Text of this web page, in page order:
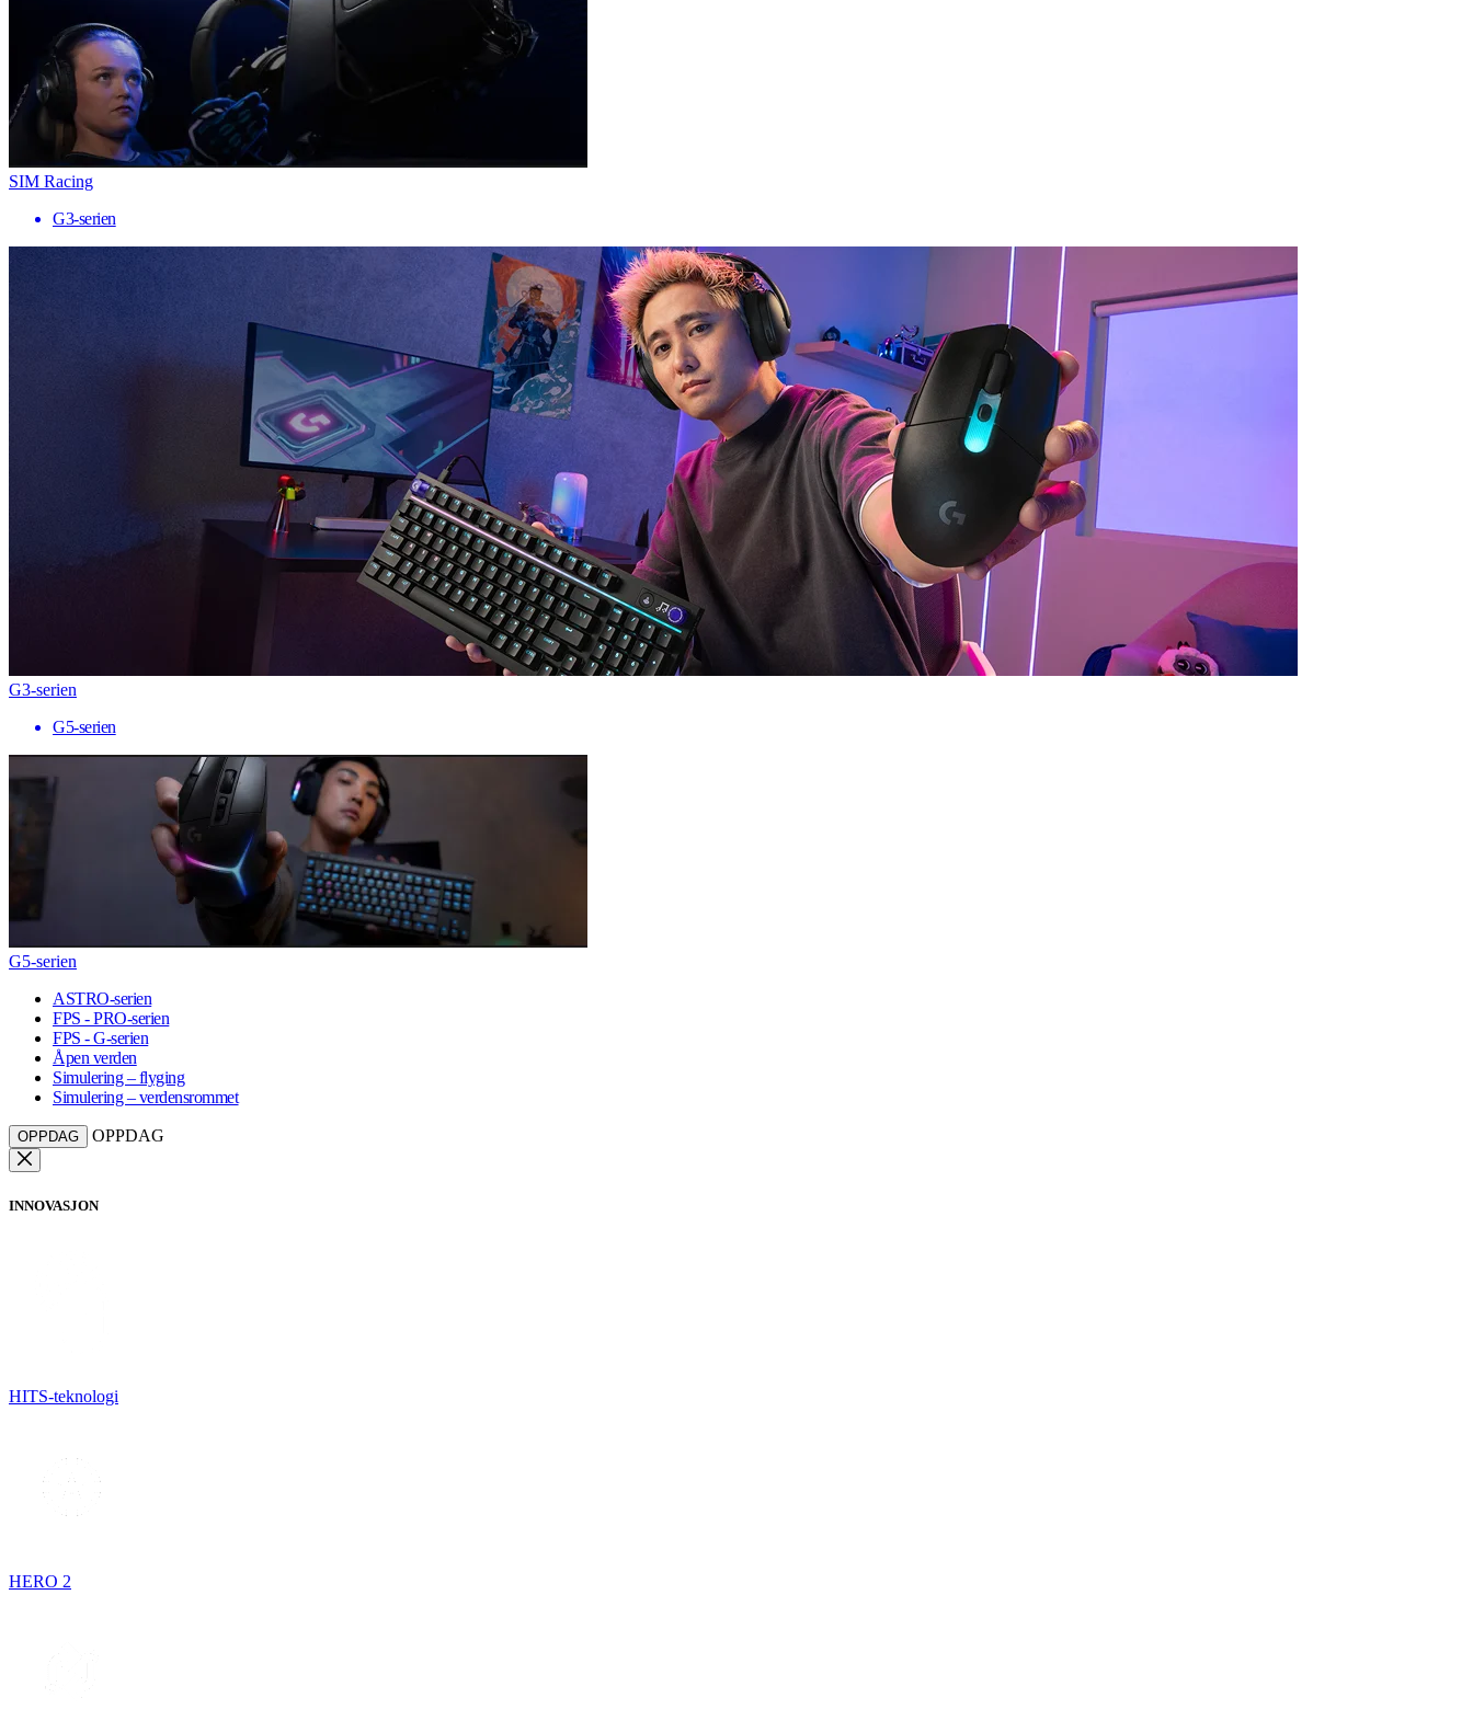
SIM Racing
G3-serien
G3-serien
G5-serien
G5-serien
ASTRO-serien
FPS - PRO-serien
FPS - G-serien
Åpen verden
Simulering – flyging
Simulering – verdensrommet
OPPDAG OPPDAG
INNOVASJON
HITS-teknologi
HERO 2